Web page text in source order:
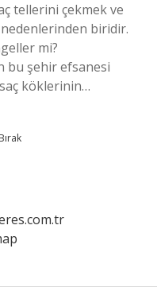
tellerini çekmek ve
biridir.
mi?
bu şehir efsanesi
köklerinin…